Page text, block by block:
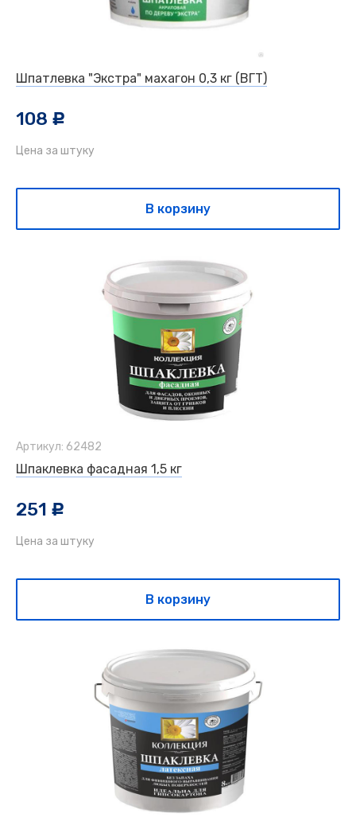
Шпатлевка "Экстра" махагон 0,3 кг (ВГТ)
108 c
Цена за штуку
В корзину
Артикул: 62482
Шпаклевка фасадная 1,5 кг
251 c
Цена за штуку
В корзину